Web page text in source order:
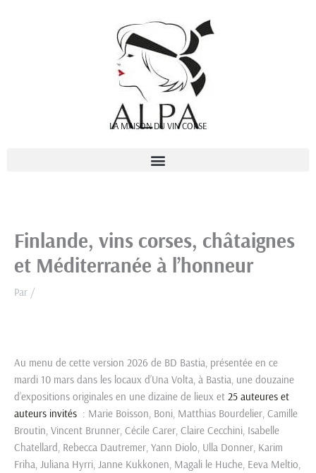
LA MAISON DU VIN CORSE
Finlande, vins corses, châtaignes
et Méditerranée à l’honneur
Par /
Au menu de cette version 2026 de BD Bastia, présentée en ce
mardi 10 mars dans les locaux d’Una Volta, à Bastia, une douzaine
d’expositions originales en une dizaine de lieux et 25 auteures et
auteurs invités : Marie Boisson, Boni, Matthias Bourdelier, Camille
Broutin, Vincent Brunner, Cécile Carer, Claire Cecchini, Isabelle
Chatellard, Rebecca Dautremer, Yann Diolo, Ulla Donner, Karim
Friha, Juliana Hyrri, Janne Kukkonen, Magali le Huche, Eeva Meltio,